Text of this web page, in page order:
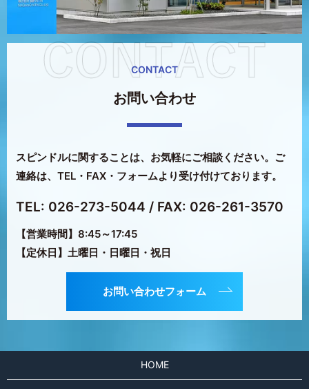
CONTACT
お問い合わせ
スピンドルに関することは、お気軽にご相談ください。 ご
連絡は、TEL・FAX・フォームより受け付けております。
TEL: 026-273-5044 / FAX: 026-261-3570
【営業時間】8:45～17:45
【定休日】土曜日・日曜日・祝日
お問い合わせフォーム
HOME